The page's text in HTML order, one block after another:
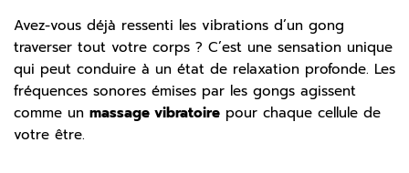
Avez-vous déjà ressenti les vibrations d’un gong
traverser tout votre corps ? C’est une sensation unique
qui peut conduire à un état de relaxation profonde. Les
fréquences sonores émises par les gongs agissent
comme un massage vibratoire pour chaque cellule de
votre être.